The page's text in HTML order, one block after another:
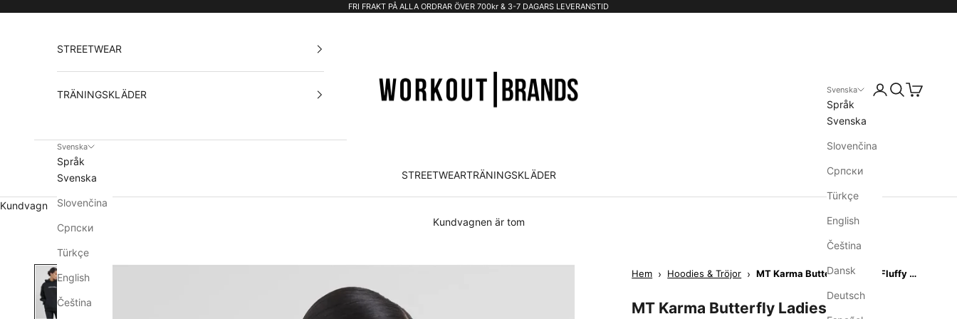
FRI FRAKT PÅ ALLA ORDRAR ÖVER 700kr & 3-7 DAGARS LEVERANSTID
STREETWEARTRÄNINGSKLÄDER
Svenska
Språk
Svenska
Slovenčina
Српски
Türkçe
English
Čeština
Dansk
Deutsch
STREETWEAR
TRÄNINGSKLÄDER
Svenska
Språk
Svenska
Slovenčina
Српски
Türkçe
English
Čeština
Kundvagn
Kundvagnen är tom
Hem › Hoodies & Tröjor › MT Karma Butterfly Ladies Fluffy Hoody
MT Karma Butterfly Ladies Fluffy